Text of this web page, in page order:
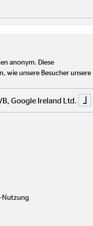
eine Rostbratwurst
für einen
Extrarunden auf dem
n. r.: Kevin L.
anonym. Diese
wie unsere Besucher unsere
Google Ireland Ltd.
Nutzung